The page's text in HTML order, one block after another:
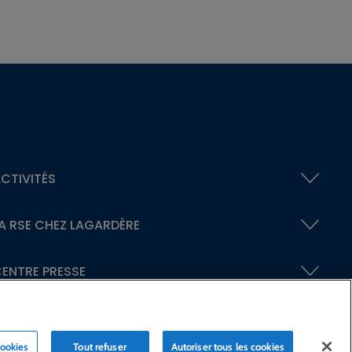
RSE CHEZ LAGARDÈRE
PRESSE
Tout refuser Autoriser tous les cookies